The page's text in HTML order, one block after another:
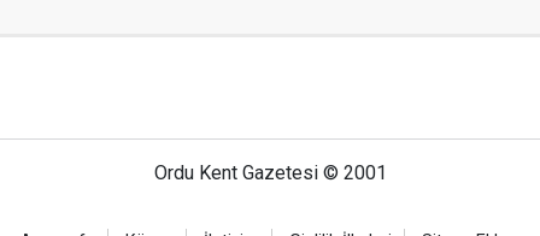
Ordu Kent Gazetesi © 2001